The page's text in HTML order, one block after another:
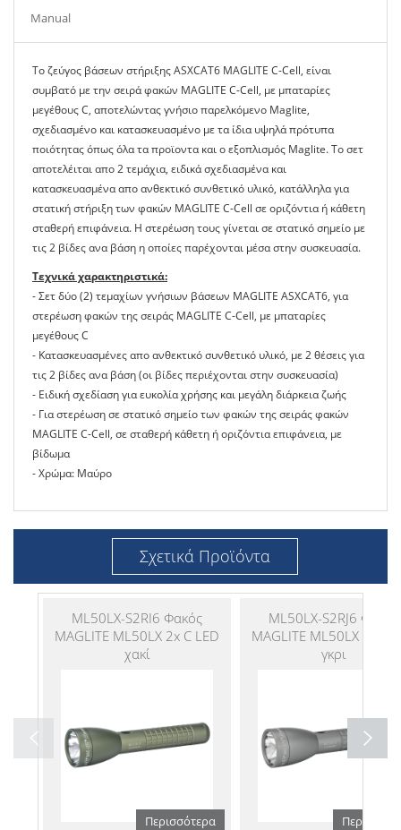
Manual
Το ζεύγος βάσεων στήριξης ASXCAT6 MAGLITE C-Cell, είναι
συμβατό με την σειρά φακών MAGLITE C-Cell, με μπαταρίες
μεγέθους C, αποτελώντας γνήσιο παρελκόμενο Maglite,
σχεδιασμένο και κατασκευασμένο με τα ίδια υψηλά πρότυπα
ποιότητας όπως όλα τα προϊοντα και ο εξοπλισμός Maglite. Το σετ
αποτελέιται απο 2 τεμάχια, ειδικά σχεδιασμένα και
κατασκευασμένα απο ανθεκτικό συνθετικό υλικό, κατάλληλα για
στατική στήριξη των φακών MAGLITE C-Cell σε οριζόντια ή κάθετη
σταθερή επιφάνεια. Η στερέωση τους γίνεται σε στατικό σημείο με
τις 2 βίδες ανα βάση η οποίες παρέχονται μέσα στην συσκευασία.
Τεχνικά χαρακτηριστικά:
- Σετ δύο (2) τεμαχίων γνήσιων βάσεων MAGLITE ASXCAT6, για
στερέωση φακών της σειράς MAGLITE C-Cell, με μπαταρίες
μεγέθους C
- Κατασκευασμένες απο ανθεκτικό συνθετικό υλικό, με 2 θέσεις για
τις 2 βίδες ανα βάση (οι βίδες περιέχονται στην συσκευασία)
- Ειδική σχεδίαση για ευκολία χρήσης και μεγάλη διάρκεια ζωής
- Για στερέωση σε στατικό σημείο των φακών της σειράς φακών
MAGLITE C-Cell, σε σταθερή κάθετη ή οριζόντια επιφάνεια, με
βίδωμα
- Χρώμα: Μαύρο
Σχετικά Προϊόντα
ML50LX-S2RI6 Φακός
MAGLITE ML50LX 2x C LED
χακί
Περισσότερα
ML50LX-S2RJ6 Φακός
MAGLITE ML50LX 2x C
γκρι